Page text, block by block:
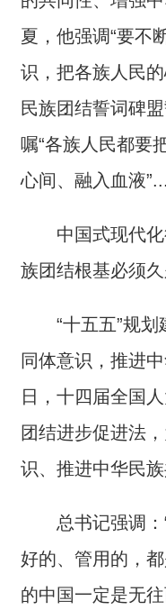
夏，他强调“要不
识，把各族人民
民族团结誓词碑
嘱“各族人民都要
心间、融入血液
中国式现代化
族团结根基必须久
“十五五”规划
同体意识，推进
日，十四届全国
团结进步促进法
识、推进中华民
总书记强调：“
好的、管用的，
的中国一定是无